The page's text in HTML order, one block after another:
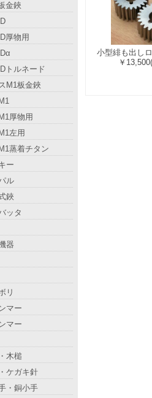
小型緋も出し
￥13,500
金鋏
厚物用
トルネード
M1板金鋏
厚物用
左用
蒸着チタン
ー
ル
鋏
ッタ
器
リ
マー
マー
木槌
ケガキ針
・銅小手